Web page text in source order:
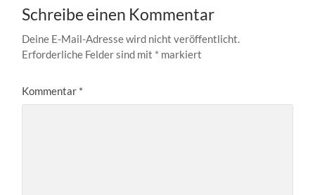
Schreibe einen Kommentar
Deine E-Mail-Adresse wird nicht veröffentlicht.
Erforderliche Felder sind mit * markiert
Kommentar *